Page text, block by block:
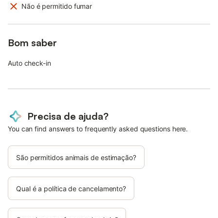
Não é permitido fumar
Bom saber
Auto check-in
Precisa de ajuda?
You can find answers to frequently asked questions here.
São permitidos animais de estimação?
Qual é a política de cancelamento?